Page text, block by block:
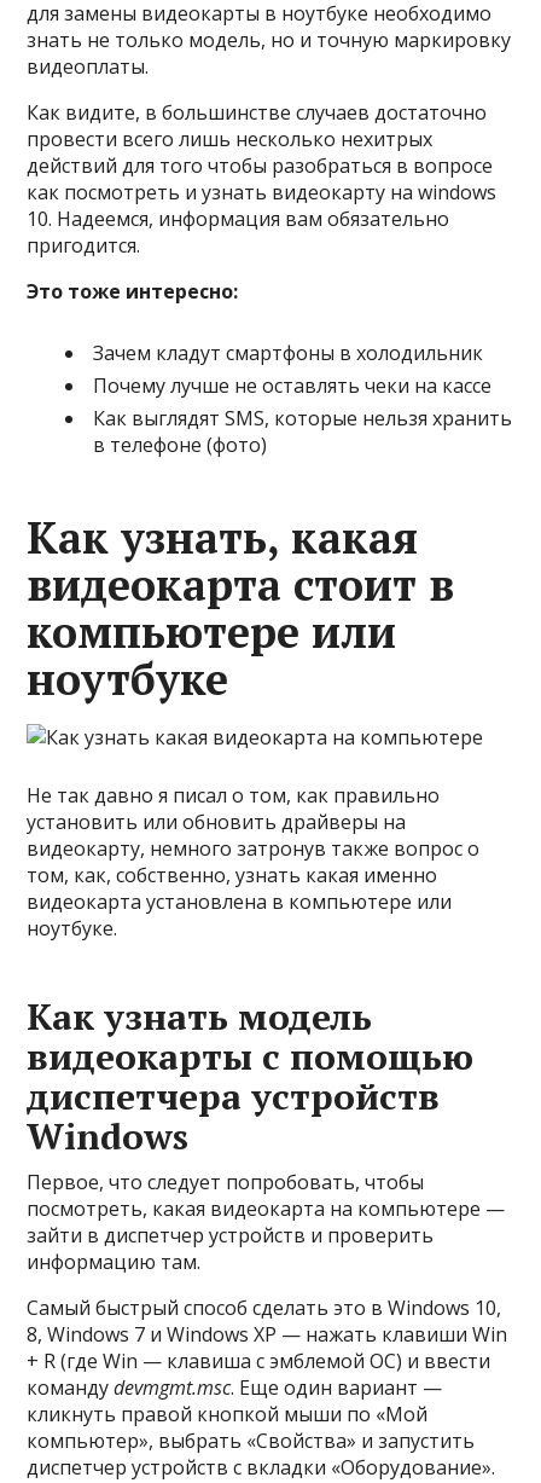
для замены видеокарты в ноутбуке необходимо
знать не только модель, но и точную маркировку
видеоплаты.
Как видите, в большинстве случаев достаточно
провести всего лишь несколько нехитрых
действий для того чтобы разобраться в вопросе
как посмотреть и узнать видеокарту на windows
10. Надеемся, информация вам обязательно
пригодится.
Это тоже интересно:
Зачем кладут смартфоны в холодильник
Почему лучше не оставлять чеки на кассе
Как выглядят SMS, которые нельзя хранить
в телефоне (фото)
Как узнать, какая
видеокарта стоит в
компьютере или
ноутбуке
Не так давно я писал о том, как правильно
установить или обновить драйверы на
видеокарту, немного затронув также вопрос о
том, как, собственно, узнать какая именно
видеокарта установлена в компьютере или
ноутбуке.
Как узнать модель
видеокарты с помощью
диспетчера устройств
Windows
Первое, что следует попробовать, чтобы
посмотреть, какая видеокарта на компьютере —
зайти в диспетчер устройств и проверить
информацию там.
Самый быстрый способ сделать это в Windows 10,
8, Windows 7 и Windows XP — нажать клавиши Win
+ R (где Win — клавиша с эмблемой ОС) и ввести
командуdevmgmt.msc. Еще один вариант —
кликнуть правой кнопкой мыши по «Мой
компьютер», выбрать «Свойства» и запустить
диспетчер устройств с вкладки «Оборудование».